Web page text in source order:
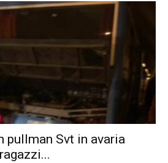
pullman Svt in avaria